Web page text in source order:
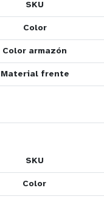
SKU
Color
Color armazón
Material frente
SKU
Color